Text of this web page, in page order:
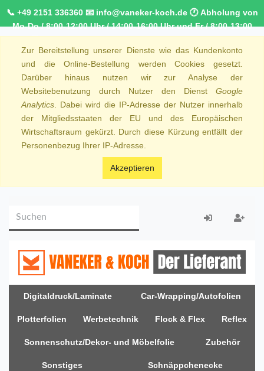
📞 +49 2151 336360 📧 info@vaneker-koch.de 🕐 Abholung von
Mo-Do / 8:00-12:00 Uhr / 14:00-16:00 Uhr und Fr / 8:00-13:00
NRW 🚛 Kostenfreie Lieferung ab 250€ Bestellwert
Zur Bereitstellung unserer Dienste wie das Kundenkonto
und die Online-Bestellung werden Cookies gesetzt.
Darüber hinaus nutzen wir zur Analyse der
Websitebenutzung durch Nutzer den Dienst Google
Analytics . Dabei wird die IP-Adresse der Nutzer innerhalb
der Mitgliedsstaaten der EU und des Europäischen
Wirtschaftsraum gekürzt. Durch diese Kürzung entfällt der
Personenbezug Ihrer IP-Adresse.
Akzeptieren
Digitaldruck/Laminate Car-Wrapping/Autofolien
Plotterfolien Werbetechnik Flock & Flex Reflex
Sonnenschutz/Dekor- und Möbelfolie Zubehör
Sonstiges Schnäppchenecke